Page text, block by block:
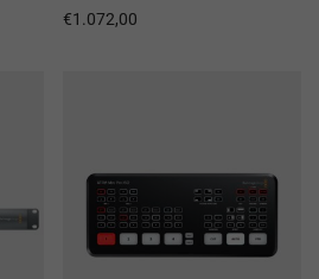
€1.072,00